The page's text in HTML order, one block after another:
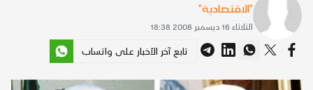
"الاقتصادية"
الثلاثاء 16 ديسمبر 2008 18:38
تابع آخر الأخبار على واتساب